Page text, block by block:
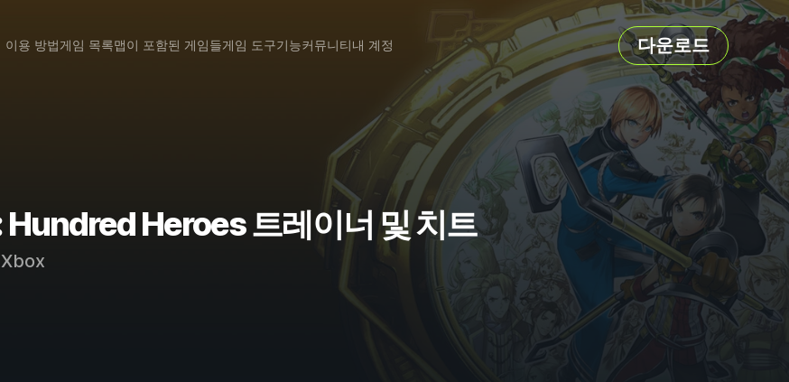
이용 방법게임 목록맵이 포함된 게임들게임 도구기능커뮤니티내 계정 다운로드
Heroes 트레이너 및 치트
Xbox